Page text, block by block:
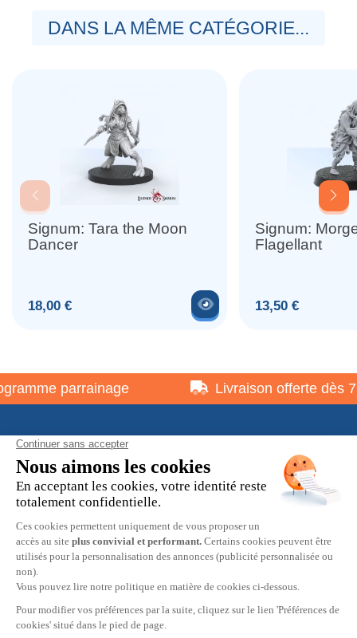
DANS LA MÊME CATÉGORIE...
Signum: Tara the Moon
Dancer
Prix
18,00 € Voir le produit
Signum:
Flagellant
Prix
13,50 €
parrainage Livraison offerte dès 75
À propos
Informations pratiques
Restons en contact